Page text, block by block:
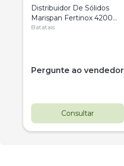
Distribuidor De Sólidos
Marispan Fertinox 4200
Citrus
Batatais
Pergunte ao vendedor
Consultar